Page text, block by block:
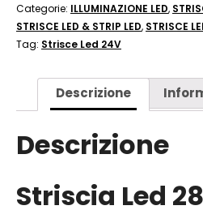
Categorie: ILLUMINAZIONE LED,
STRISCE LED & STRIP LED, STRISCE
Tag: Strisce Led 24V
Descrizione
Descrizione
Striscia Led